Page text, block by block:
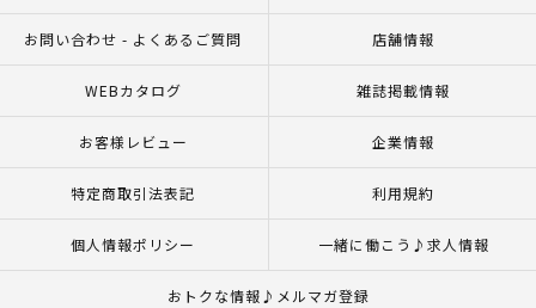
お問い合わせ - よくあるご質問 店舗情報
WEBカタログ 雑誌掲載情報
お客様レビュー 企業情報
特定商取引法表記 利用規約
個人情報ポリシー 一緒に働こう♪求人情報
おトクな情報♪メルマガ登録